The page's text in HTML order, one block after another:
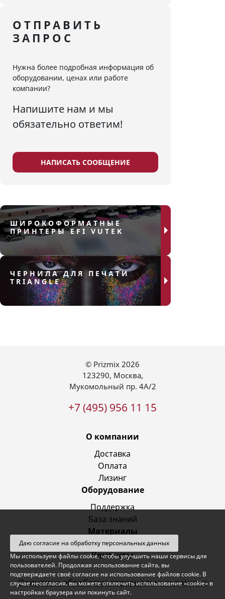
ОТПРАВИТЬ
ЗАПРОС
Нужна более подробная информация об
оборудовании, ценах или работе
компании?
Напишите нам и мы
обязательно ответим!
НАПИСАТЬ СООБЩЕНИЕ
ШИРОКОФОРМАТНЫЕ
ПРИНТЕРЫ EFI VUTEK
ЧЕРНИЛА ДЛЯ ПЕЧАТИ
TRIANGLE
© Prizmix 2026
123290, Москва,
Мукомольный пр. 4А/2
+7 (495) 956 11 15
О компании
Доставка
Оплата
Лизинг
Оборудование
Поддержка
База знаний
Материалы
Новости и статьи
Контакты
Политика обработки персональных данных
Даю согласие на обработку персональных данных
Мы используем файлы cookie, чтобы улучшить наши сервисы для
пользователей. Продолжая использование сайта, вы
подтверждаете своё согласие на использование файлов cookie. В
случае несогласия, вы можете отключить использование «cookie» в
настройках браузера или покинуть сайт.